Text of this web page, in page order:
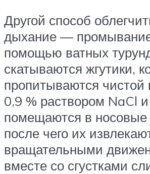
Другой способ
дыхание —
помощью ватных
скатываются жгутики,
пропитываются чистой
0,9 % раствором NaCl и
помещаются в носовые
после чего их
вращательными
вместе со сгустками